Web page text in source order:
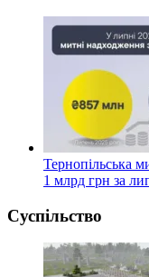
Тернопільська
1 млрд грн за
Суспільство